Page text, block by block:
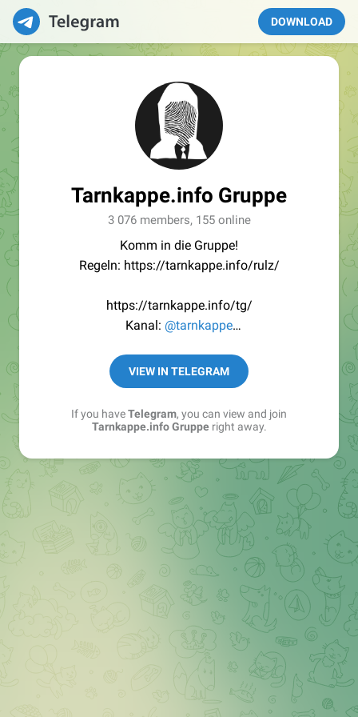
DOWNLOAD
Tarnkappe.info Gruppe
3 076 members, 155 online
Komm in die Gruppe!
Regeln: https://tarnkappe.info/rulz/
https://tarnkappe.info/tg/
Kanal: @tarnkappe
Best of:@bestoftarnkappe
Kochen: https://t.me/+WSW5F1VcmhliMjk6
VIEW IN TELEGRAM
If you haveTelegram, you can view and join
Tarnkappe.info Grupperight away.